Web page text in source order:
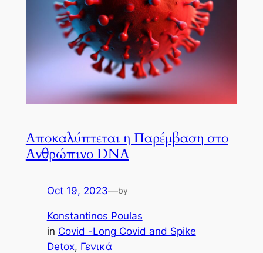
Αποκαλύπτεται η Παρέμβαση στο
Ανθρώπινο DNA
Oct 19, 2023—by
Konstantinos Poulas
in Covid -Long Covid and Spike
Detox, Γενικά